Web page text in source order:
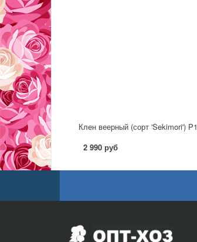
Клен веерный (сорт 'Sekimori') P1
2 990 руб